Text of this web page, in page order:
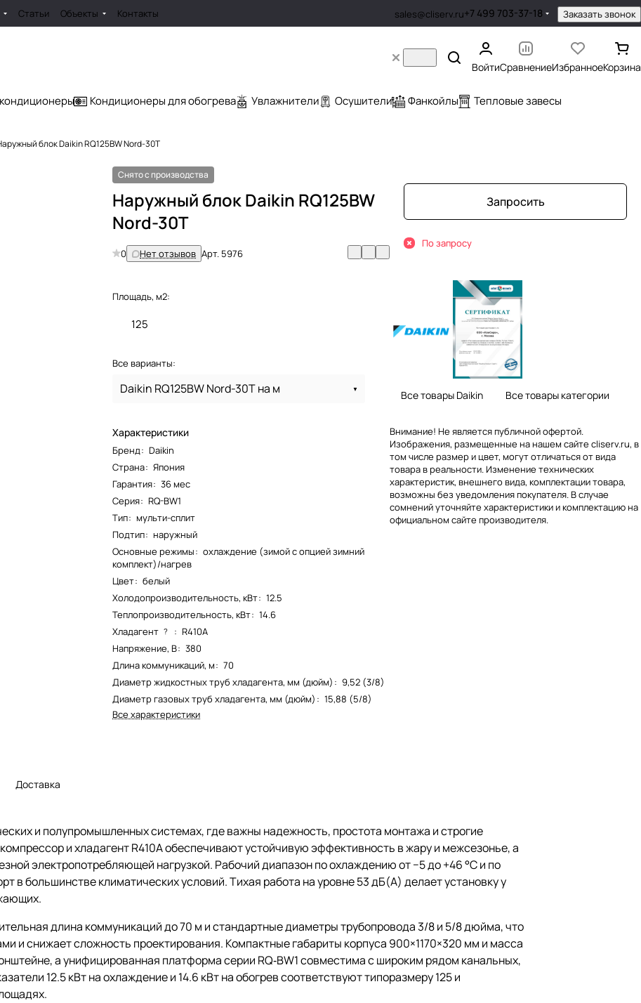
Статьи Объекты Контакты sales@cliserv.ru+7 499 703-37-18 Заказать звонок
ВойтиСравнениеИзбранноеКорзина
Кондиционеры для обогрева Увлажнители Осушители Фанкойлы Тепловые завесы
блок Daikin RQ125BW Nord-30T
Снято с производства
Наружный блок Daikin RQ125BW
Nord-30T
0 Нет отзывов Арт. 5976
Площадь, м2:
125
Все варианты:
Daikin RQ125BW Nord-30T на м
Характеристики
Бренд: Daikin
Страна: Япония
Гарантия: 36 мес
Серия: RQ-BW1
Тип: мульти-сплит
Подтип: наружный
Основные режимы: охлаждение (зимой с опцией зимний
комплект)/нагрев
Цвет: белый
Холодопроизводительность, кВт: 12.5
Теплопроизводительность, кВт: 14.6
Хладагент ? : R410A
Напряжение, В: 380
Длина коммуникаций, м: 70
Диаметр жидкостных труб хладагента, мм (дюйм) : 9,52 (3/8)
Диаметр газовых труб хладагента, мм (дюйм) : 15,88 (5/8)
Все характеристики
Запросить
По запросу
Все товары Daikin Все товары категории
Внимание! Не является публичной офертой.
Изображения, размещенные на нашем сайте cliserv.ru, в
том числе размер и цвет, могут отличаться от вида
товара в реальности. Изменение технических
характеристик, внешнего вида, комплектации товара,
возможны без уведомления покупателя. В случае
сомнений уточняйте характеристики и комплектацию на
официальном сайте производителя.
Доставка
и полупромышленных системах, где важны надежность, простота монтажа и строгие
и хладагент R410A обеспечивают устойчивую эффективность в жару и межсезонье, а
электропотребляющей нагрузкой. Рабочий диапазон по охлаждению от −5 до +46 °C и по
в большинстве климатических условий. Тихая работа на уровне 53 дБ(A) делает установку у
длина коммуникаций до 70 м и стандартные диаметры трубопровода 3/8 и 5/8 дюйма, что
и снижает сложность проектирования. Компактные габариты корпуса 900×1170×320 мм и масса
а унифицированная платформа серии RQ‑BW1 совместима с широким рядом канальных,
12.5 кВт на охлаждение и 14.6 кВт на обогрев соответствуют типоразмеру 125 и